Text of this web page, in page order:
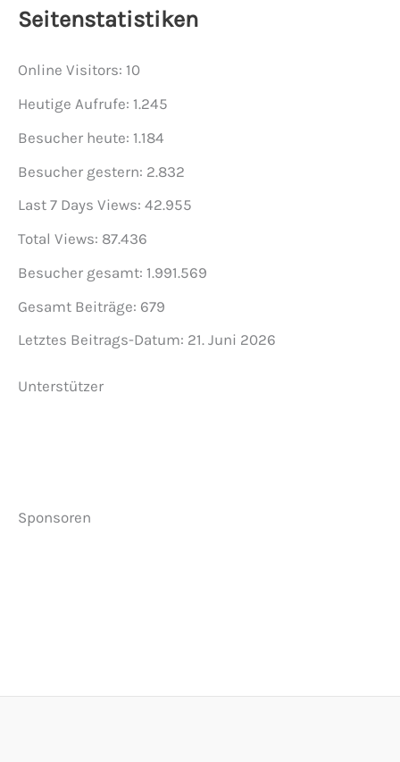
Seitenstatistiken
Online Visitors: 10
Heutige Aufrufe: 1.245
Besucher heute: 1.184
Besucher gestern: 2.832
Last 7 Days Views: 42.955
Total Views: 87.436
Besucher gesamt: 1.991.569
Gesamt Beiträge: 679
Letztes Beitrags-Datum: 21. Juni 2026
Unterstützer
Sponsoren